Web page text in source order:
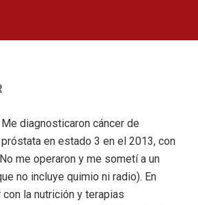
Me diagnosticaron cáncer de
próstata en estado 3 en el 2013, con
me operaron y me sometí a un
no incluye quimio ni radio). En
la nutrición y terapias